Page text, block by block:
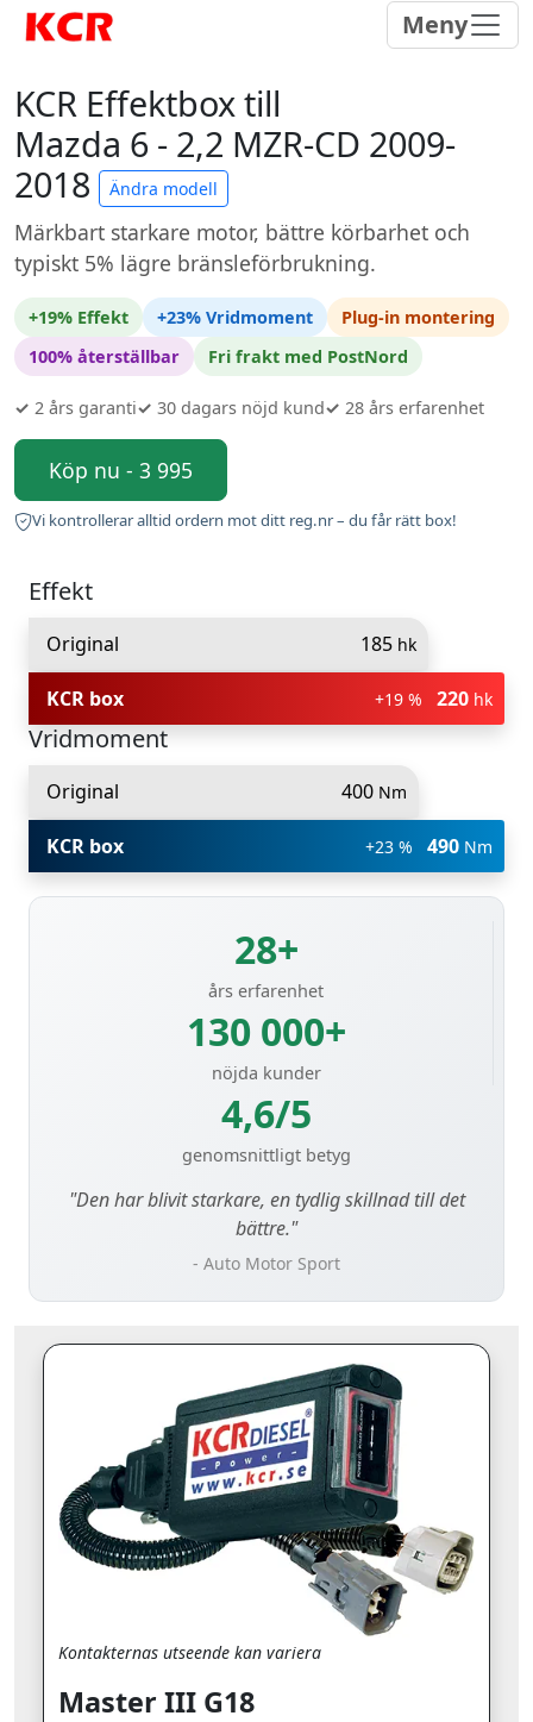
Meny
KCR Effektbox till
Mazda 6 - 2,2 MZR-CD 2009-
2018
Ändra modell
Märkbart starkare motor, bättre körbarhet och
typiskt 5% lägre bränsleförbrukning.
+19% Effekt +23% Vridmoment
Plug-in montering
100% återställbar
Fri frakt med PostNord
✓ 2 års garanti✓ 30 dagars nöjd kund✓ 28 års erfarenhet
Köp nu - 3 995
Vi kontrollerar alltid ordern mot ditt reg.nr – du får rätt box!
Effekt
Original 185 hk
KCR box +19 % 220 hk
Vridmoment
Original 400 Nm
KCR box +23 % 490 Nm
28+
års erfarenhet
130 000+
nöjda kunder
4,6/5
genomsnittligt betyg
"Den har blivit starkare, en tydlig skillnad till det
bättre."
- Auto Motor Sport
Kontakternas utseende kan variera
Master III G18